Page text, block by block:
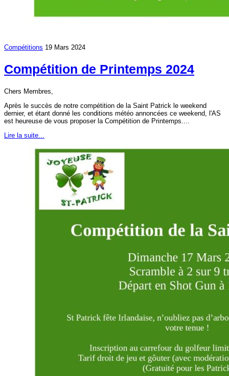
Compétitions 19 Mars 2024
Compétition de Printemps 2024
Chers Membres,
Après le succès de notre compétition de la Saint Patrick le weekend
dernier, et étant donné les conditions météo annoncées ce weekend, l'AS
est heureuse de vous proposer la Compétition de Printemps....
Lire la suite...